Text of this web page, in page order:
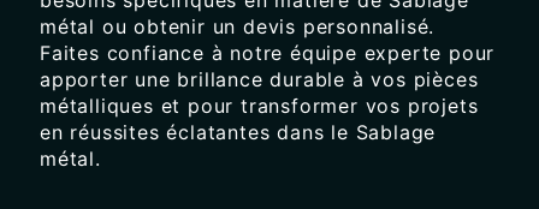
métal ou obtenir un devis personnalisé.
Faites confiance à notre équipe experte pour
apporter une brillance durable à vos pièces
métalliques et pour transformer vos projets
en réussites éclatantes dans le Sablage
métal.